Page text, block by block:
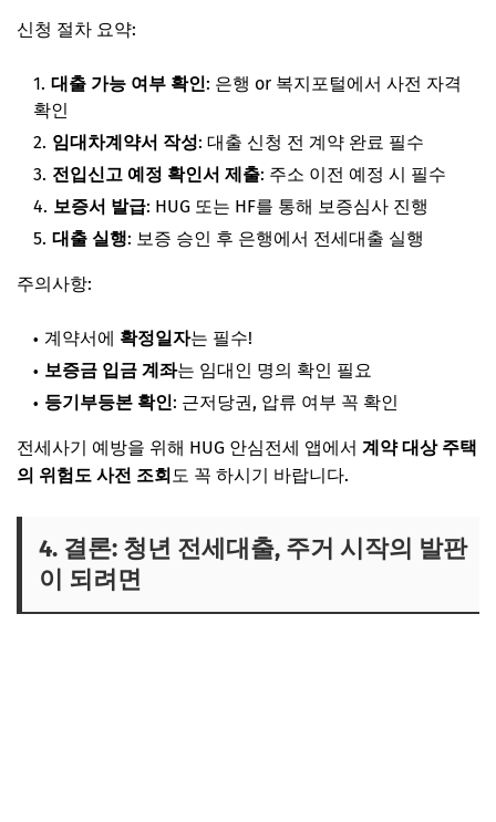
신청 절차 요약:
대출 가능 여부 확인: 은행 or 복지포털에서 사전 자격
확인
임대차계약서 작성: 대출 신청 전 계약 완료 필수
전입신고 예정 확인서 제출: 주소 이전 예정 시 필수
보증서 발급: HUG 또는 HF를 통해 보증심사 진행
대출 실행: 보증 승인 후 은행에서 전세대출 실행
주의사항:
계약서에 확정일자는 필수!
보증금 입금 계좌는 임대인 명의 확인 필요
등기부등본 확인: 근저당권, 압류 여부 꼭 확인
전세사기 예방을 위해 HUG 안심전세 앱에서 계약 대상 주택
의 위험도 사전 조회도 꼭 하시기 바랍니다.
4. 결론: 청년 전세대출, 주거 시작의 발판
이 되려면